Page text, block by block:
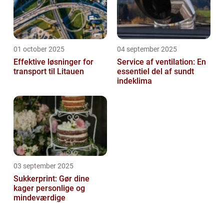
01 october 2025
Effektive løsninger for
transport til Litauen
04 september 2025
Service af ventilation: En
essentiel del af sundt
indeklima
03 september 2025
Sukkerprint: Gør dine
kager personlige og
mindeværdige